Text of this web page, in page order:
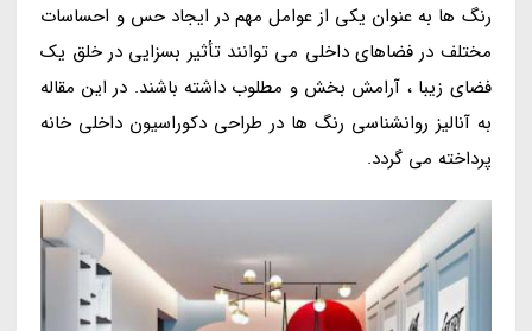
رنگ ها به عنوان یکی از عوامل مهم در ایجاد حس و احساسات
مختلف در فضاهای داخلی می توانند تأثیر بسزایی در خلق یک
فضای زیبا ، آرامش بخش و مطلوب داشته باشند. در این مقاله
به آنالیز روانشناسی رنگ ها در طراحی دکوراسیون داخلی خانه
پرداخته می گردد.